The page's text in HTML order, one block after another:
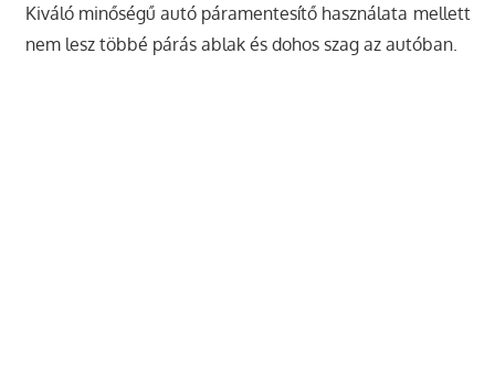
Kiváló minőségű autó páramentesítő használata mellett
nem lesz többé párás ablak és dohos szag az autóban.